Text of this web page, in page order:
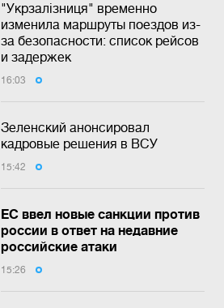
"Укрзалізниця" временно
изменила маршруты поездов из-
за безопасности: список рейсов
и задержек
16:03
Зеленский анонсировал
кадровые решения в ВСУ
15:42
ЕС ввел новые санкции против
россии в ответ на недавние
российские атаки
15:26